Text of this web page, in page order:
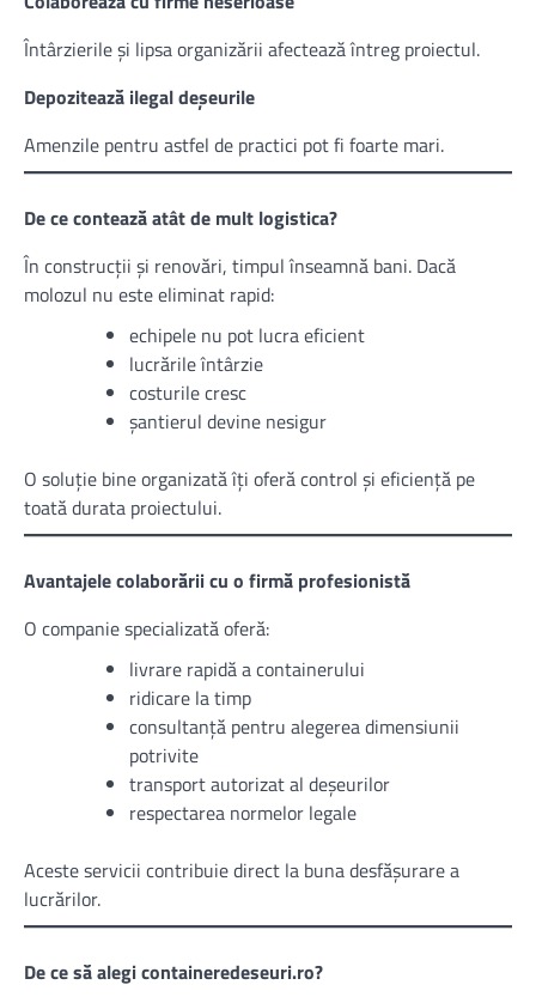
Întârzierile și lipsa organizării afectează întreg proiectul.
Depozitează ilegal deșeurile
Amenzile pentru astfel de practici pot fi foarte mari.
De ce contează atât de mult logistica?
În construcții și renovări, timpul înseamnă bani. Dacă
molozul nu este eliminat rapid:
echipele nu pot lucra eficient
lucrările întârzie
costurile cresc
șantierul devine nesigur
O soluție bine organizată îți oferă control și eficiență pe
toată durata proiectului.
Avantajele colaborării cu o firmă profesionistă
O companie specializată oferă:
livrare rapidă a containerului
ridicare la timp
consultanță pentru alegerea dimensiunii
potrivite
transport autorizat al deșeurilor
respectarea normelor legale
Aceste servicii contribuie direct la buna desfășurare a
lucrărilor.
De ce să alegi containeredeseuri.ro?